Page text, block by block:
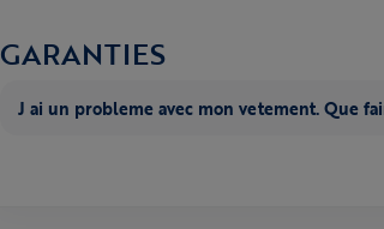
GARANTIES
J ai un probleme avec mon vetement. Que